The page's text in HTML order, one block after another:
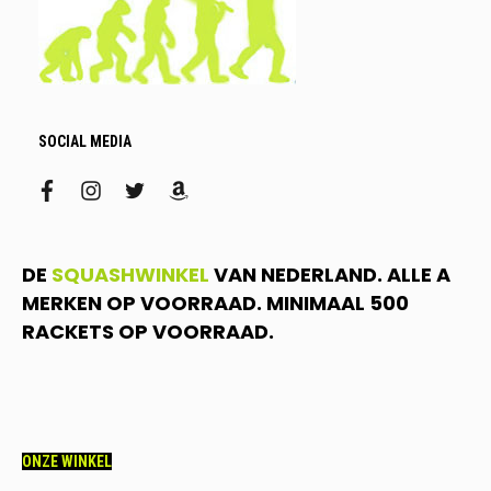
SOCIAL MEDIA
facebookinstagram
twitteramazon
DE SQUASHWINKEL VAN NEDERLAND. ALLE A
MERKEN OP VOORRAAD. MINIMAAL 500
RACKETS OP VOORRAAD.
ONZE WINKEL